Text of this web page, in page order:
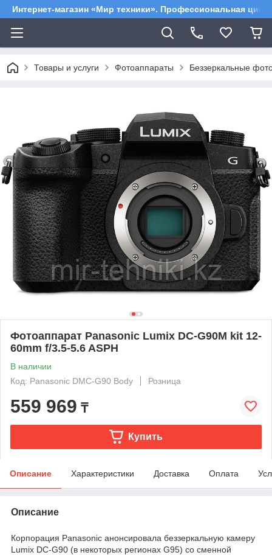
Интернет-магазин «Мир техники». Профессиональная
Товары и услуги Фотоаппараты Беззеркальные
Фотоаппарат Panasonic Lumix DC-G90M kit 12-
60mm f/3.5-5.6 ASPH
В наличии
Код: Panasonic DMC-G90 Body
Розница
559 969 ₸
Купить
Описание Характеристики Доставка Оплата
Описание
Корпорация Panasonic анонсировала беззеркальную камеру
Lumix DC-G90 (в некоторых регионах G95) со сменной